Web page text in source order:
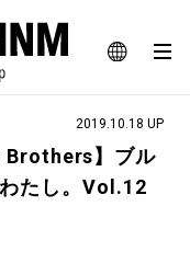
JA
EN
SNAP
タイルWEBマガジン
2019.10.18 UP
Brothers】ブル
たし。Vol.12